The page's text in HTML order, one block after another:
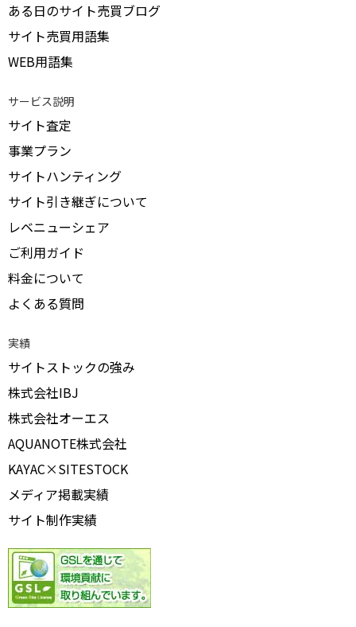
ある日のサイト売買ブログ
サイト売買用語集
WEB用語集
サービス説明
サイト査定
事業プラン
サイトハンティング
サイト引き継ぎについて
レベニューシェア
ご利用ガイド
料金について
よくある質問
実績
サイトストックの強み
株式会社IBJ
株式会社オーエス
AQUANOTE株式会社
KAYAC×SITESTOCK
メディア掲載実績
サイト制作実績